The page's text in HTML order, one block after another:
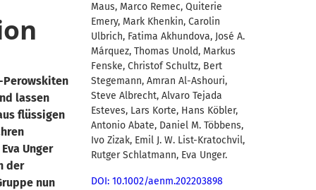
lassen
flüssigen
Unger
der
nun
Maus, Marco Remec, Quiterie
Emery, Mark Khenkin, Carolin
Ulbrich, Fatima Akhundova, José A.
Márquez, Thomas Unold, Markus
Fenske, Christof Schultz, Bert
Stegemann, Amran Al-Ashouri,
Steve Albrecht, Alvaro Tejada
Esteves, Lars Korte, Hans Köbler,
Antonio Abate, Daniel M. Többens,
Ivo Zizak, Emil J. W. List-Kratochvil,
Rutger Schlatmann, Eva Unger.
DOI: 10.1002/aenm.202203898